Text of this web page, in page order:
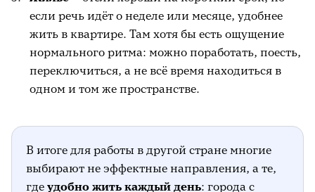
если речь идёт о неделе или месяце, удобнее
жить в квартире. Там хотя бы есть ощущение
нормального ритма: можно поработать, поесть,
переключиться, а не всё время находиться в
одном и том же пространстве.
В итоге для работы в другой стране многие
выбирают не эффектные направления, а те,
где удобно жить каждый день: города с